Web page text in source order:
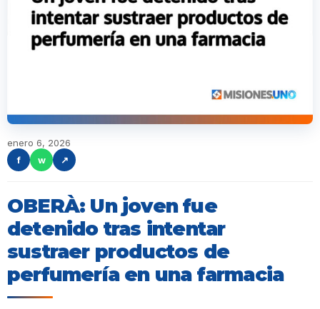
enero 6, 2026
f
w ↗
OBERÀ: Un joven fue
detenido tras intentar
sustraer productos de
perfumería en una farmacia